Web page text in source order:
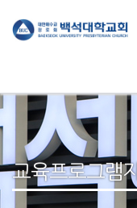
교육프로그램
스케
스케